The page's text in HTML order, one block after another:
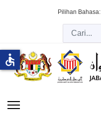
Pilihan Bahasa:
accessible